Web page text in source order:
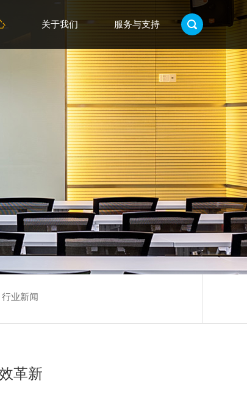
关于我们 服务与支持
行业新闻
革新